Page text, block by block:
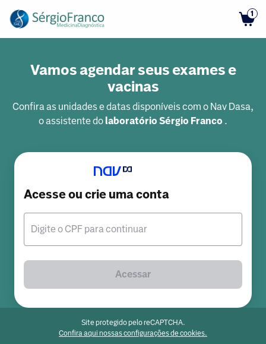
1
Vamos agendar seus exames e
vacinas
Confira as unidades e datas disponíveis com o Nav Dasa,
o assistente dolaboratório Sérgio Franco .
Acesse ou crie uma conta
Digite o CPF para continuar
Acessar
Site protegido pelo reCAPTCHA.
Confira aqui nossas configurações de cookies.